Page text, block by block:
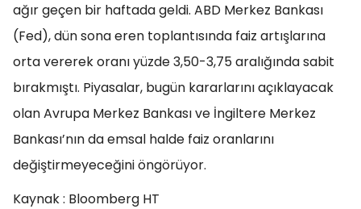
ağır geçen bir haftada geldi. ABD Merkez Bankası
(Fed), dün sona eren toplantısında faiz artışlarına
orta vererek oranı yüzde 3,50-3,75 aralığında sabit
bırakmıştı. Piyasalar, bugün kararlarını açıklayacak
olan Avrupa Merkez Bankası ve İngiltere Merkez
Bankası’nın da emsal halde faiz oranlarını
değiştirmeyeceğini öngörüyor.
Kaynak : Bloomberg HT